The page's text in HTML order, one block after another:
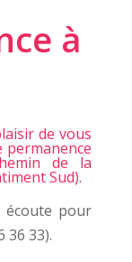
à
de vous
de la
Sud).
écoute pour
36 33).